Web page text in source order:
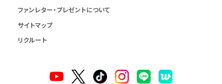
ファンレター・プレゼントについて
サイトマップ
リクルート